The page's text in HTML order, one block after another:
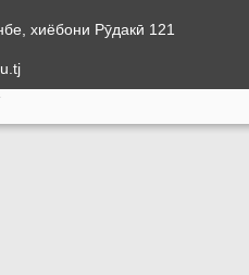
хиёбони Рӯдакӣ 121